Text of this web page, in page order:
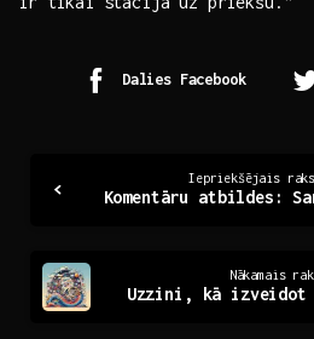
Dalies Facebook
Reading
Iepriekšējais
Nākamais